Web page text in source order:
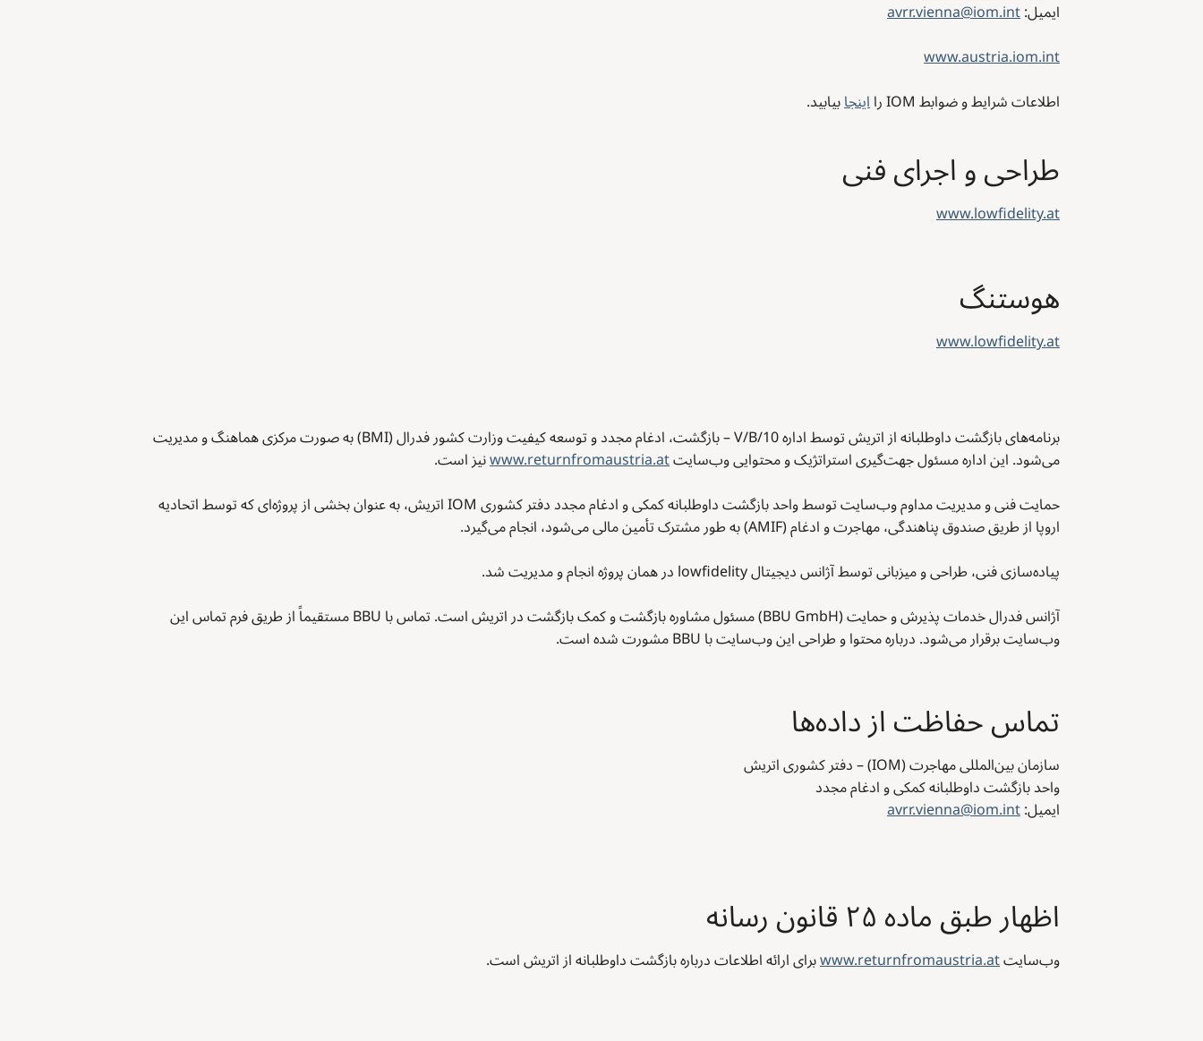
ایمیل: avrr.vienna@iom.int
www.austria.iom.int
اطلاعات شرایط و ضوابط IOM را اینجا بیابید.
طراحی و اجرای فنی
www.lowfidelity.at
هوستنگ
www.lowfidelity.at
برنامه‌های بازگشت داوطلبانه از اتریش توسط اداره V/B/10 – بازگشت، ادغام مجدد و توسعه کیفیت وزارت کشور فدرال (BMI) به صورت مرکزی هماهنگ و مدیریت
می‌شود. این اداره مسئول جهت‌گیری استراتژیک و محتوایی وب‌سایتwww.returnfromaustria.atنیز است.
حمایت فنی و مدیریت مداوم وب‌سایت توسط واحد بازگشت داوطلبانه کمکی و ادغام مجدد دفتر کشوری IOM اتریش، به عنوان بخشی از پروژه‌ای که توسط اتحادیه
اروپا از طریق صندوق پناهندگی، مهاجرت و ادغام (AMIF) به طور مشترک تأمین مالی می‌شود، انجام می‌گیرد.
پیاده‌سازی فنی، طراحی و میزبانی توسط آژانس دیجیتال lowfidelity در همان پروژه انجام و مدیریت شد.
آژانس فدرال خدمات پذیرش و حمایت (BBU GmbH) مسئول مشاوره بازگشت و کمک بازگشت در اتریش است. تماس با BBU مستقیماً از طریق فرم تماس این
وب‌سایت برقرار می‌شود. درباره محتوا و طراحی این وب‌سایت با BBU مشورت شده است.
تماس حفاظت از داده‌ها
سازمان بین‌المللی مهاجرت (IOM) – دفتر کشوری اتریش
واحد بازگشت داوطلبانه کمکی و ادغام مجدد
ایمیل: avrr.vienna@iom.int
اظهار طبق ماده ۲۵ قانون رسانه
وب‌سایتwww.returnfromaustria.atبرای ارائه اطلاعات درباره بازگشت داوطلبانه از اتریش است.